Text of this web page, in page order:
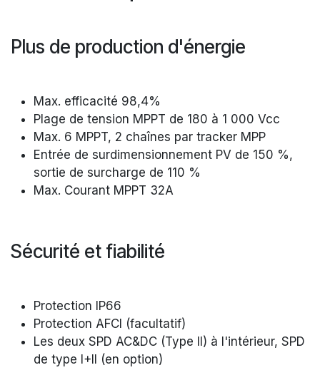
Plus de production d'énergie
Max. efficacité 98,4%
Plage de tension MPPT de 180 à 1 000 Vcc
Max. 6 MPPT, 2 chaînes par tracker MPP
Entrée de surdimensionnement PV de 150 %,
sortie de surcharge de 110 %
Max. Courant MPPT 32A
Sécurité et fiabilité
Protection IP66
Protection AFCI (facultatif)
Les deux SPD AC&DC (Type II) à l'intérieur, SPD
de type I+II (en option)